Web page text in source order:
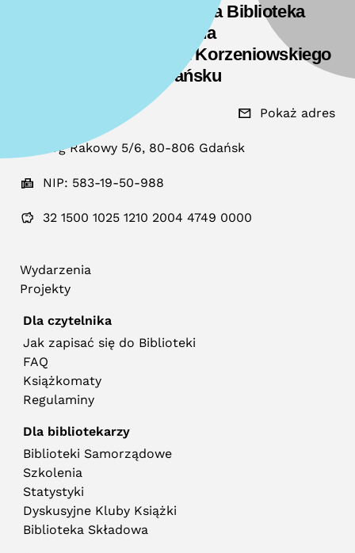
Wojewódzka i Miejska Biblioteka
Publiczna
im. Josepha Conrada Korzeniowskiego
w Gdańsku
Pokaż adres
Targ Rakowy 5/6, 80-806 Gdańsk
NIP: 583-19-50-988
32 1500 1025 1210 2004 4749 0000
Wydarzenia
Projekty
Dla czytelnika
Jak zapisać się do Biblioteki
FAQ
Książkomaty
Regulaminy
Dla bibliotekarzy
Biblioteki Samorządowe
Szkolenia
Statystyki
Dyskusyjne Kluby Książki
Biblioteka Składowa